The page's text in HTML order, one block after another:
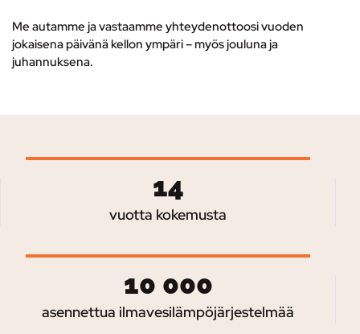
Me autamme ja vastaamme yhteydenottoosi vuoden
jokaisena päivänä kellon ympäri – myös jouluna ja
juhannuksena.
14
vuotta kokemusta
10 000
asennettua ilmavesilämpöjärjestelmää